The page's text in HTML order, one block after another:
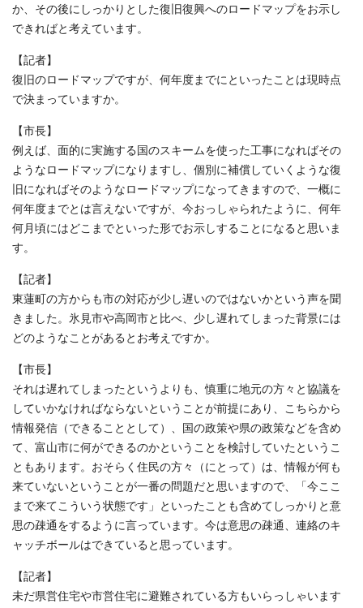
か、その後にしっかりとした復旧復興へのロードマップをお示し
できればと考えています。
【記者】
復旧のロードマップですが、何年度までにといったことは現時点
で決まっていますか。
【市長】
例えば、面的に実施する国のスキームを使った工事になればその
ようなロードマップになりますし、個別に補償していくような復
旧になればそのようなロードマップになってきますので、一概に
何年度までとは言えないですが、今おっしゃられたように、何年
何月頃にはどこまでといった形でお示しすることになると思いま
す。
【記者】
東蓮町の方からも市の対応が少し遅いのではないかという声を聞
きました。氷見市や高岡市と比べ、少し遅れてしまった背景には
どのようなことがあるとお考えですか。
【市長】
それは遅れてしまったというよりも、慎重に地元の方々と協議を
していかなければならないということが前提にあり、こちらから
情報発信（できることとして）、国の政策や県の政策などを含め
て、富山市に何ができるのかということを検討していたというこ
ともあります。おそらく住民の方々（にとって）は、情報が何も
来ていないということが一番の問題だと思いますので、「今ここ
まで来てこういう状態です」といったことも含めてしっかりと意
思の疎通をするように言っています。今は意思の疎通、連絡のキ
ャッチボールはできていると思っています。
【記者】
未だ県営住宅や市営住宅に避難されている方もいらっしゃいます